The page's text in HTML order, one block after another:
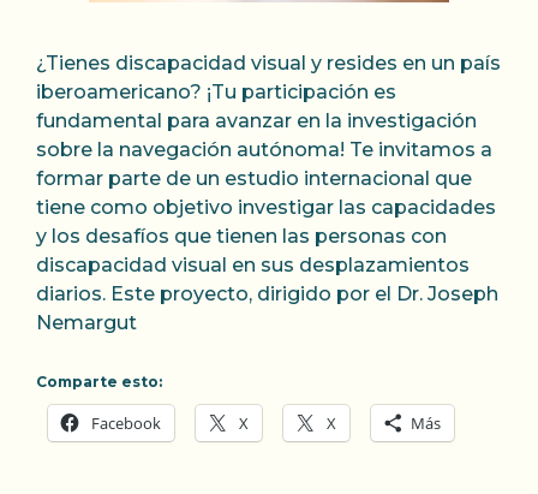
¿Tienes discapacidad visual y resides en un país
iberoamericano? ¡Tu participación es
fundamental para avanzar en la investigación
sobre la navegación autónoma! Te invitamos a
formar parte de un estudio internacional que
tiene como objetivo investigar las capacidades
y los desafíos que tienen las personas con
discapacidad visual en sus desplazamientos
diarios. Este proyecto, dirigido por el Dr. Joseph
Nemargut
Comparte esto:
Facebook X X Más